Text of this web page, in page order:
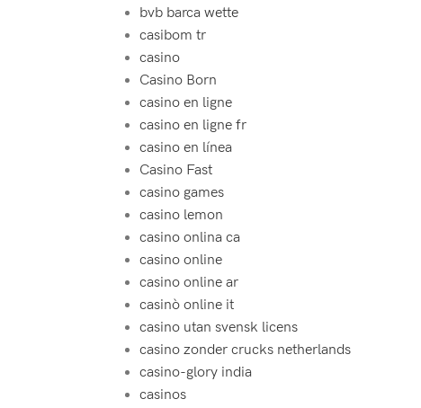
bvb barca wette
casibom tr
casino
Casino Born
casino en ligne
casino en ligne fr
casino en línea
Casino Fast
casino games
casino lemon
casino onlina ca
casino online
casino online ar
casinò online it
casino utan svensk licens
casino zonder crucks netherlands
casino-glory india
casinos